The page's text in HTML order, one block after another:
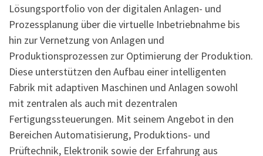
Lösungsportfolio von der digitalen Anlagen- und
Prozessplanung über die virtuelle Inbetriebnahme bis
hin zur Vernetzung von Anlagen und
Produktionsprozessen zur Optimierung der Produktion.
Diese unterstützen den Aufbau einer intelligenten
Fabrik mit adaptiven Maschinen und Anlagen sowohl
mit zentralen als auch mit dezentralen
Fertigungssteuerungen. Mit seinem Angebot in den
Bereichen Automatisierung, Produktions- und
Prüftechnik, Elektronik sowie der Erfahrung aus